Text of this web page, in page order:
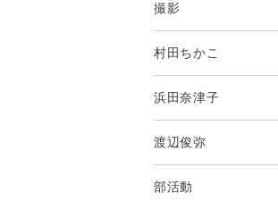
撮影
村田ちかこ
浜田奈津子
渡辺俊弥
部活動